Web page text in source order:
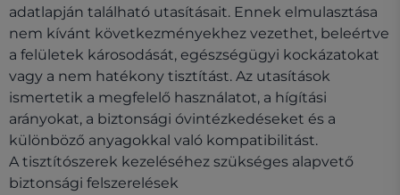
adatlapján található utasításait. Ennek elmulasztása
nem kívánt következményekhez vezethet, beleértve
a felületek károsodását, egészségügyi kockázatokat
vagy a nem hatékony tisztítást. Az utasítások
ismertetik a megfelelő használatot, a hígítási
arányokat, a biztonsági óvintézkedéseket és a
különböző anyagokkal való kompatibilitást.
A tisztítószerek kezeléséhez szükséges alapvető
biztonsági felszerelések